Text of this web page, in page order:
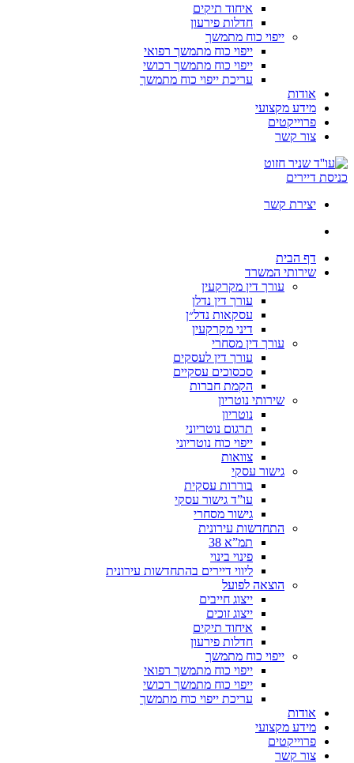
איחוד תיקים
חדלות פירעון
ייפוי כוח מתמשך
ייפוי כוח מתמשך רפואי
ייפוי כוח מתמשך רכושי
עריכת ייפוי כוח מתמשך
אודות
מידע מקצועי
פרוייקטים
צור קשר
כניסת דיירים
יצירת קשר
דף הבית
שירותי המשרד
עורך דין מקרקעין
עורך דין נדלן
עסקאות נדל״ן
דיני מקרקעין
עורך דין מסחרי
עורך דין לעסקים
סכסוכים עסקיים
הקמת חברות
שירותי נוטריון
נוטריון
תרגום נוטריוני
ייפוי כוח נוטריוני
צוואות
גישור עסקי
בוררות עסקית
עו”ד גישור עסקי
גישור מסחרי
התחדשות עירונית
תמ”א 38
פינוי בינוי
ליווי דיירים בהתחדשות עירונית
הוצאה לפועל
ייצוג חייבים
ייצוג זוכים
איחוד תיקים
חדלות פירעון
ייפוי כוח מתמשך
ייפוי כוח מתמשך רפואי
ייפוי כוח מתמשך רכושי
עריכת ייפוי כוח מתמשך
אודות
מידע מקצועי
פרוייקטים
צור קשר